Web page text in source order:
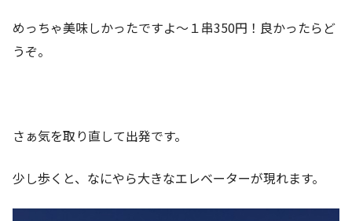
めっちゃ美味しかったですよ～１串350円！良かったらど
うぞ。
さぁ気を取り直して出発です。
少し歩くと、なにやら大きなエレベーターが現れます。